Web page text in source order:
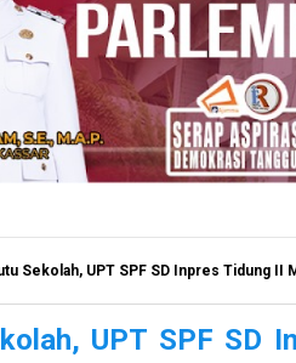
Sekolah, UPT SPF SD Inpres Tidung II
UPT SPF SD